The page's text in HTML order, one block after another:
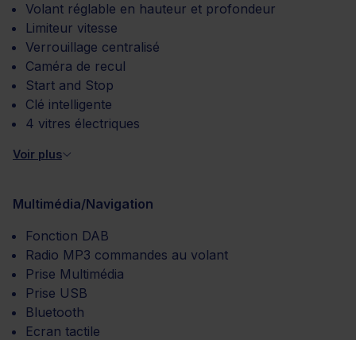
Volant réglable en hauteur et profondeur
Limiteur vitesse
Verrouillage centralisé
Caméra de recul
Start and Stop
Clé intelligente
4 vitres électriques
Voir plus
Multimédia/Navigation
Fonction DAB
Radio MP3 commandes au volant
Prise Multimédia
Prise USB
Bluetooth
Ecran tactile